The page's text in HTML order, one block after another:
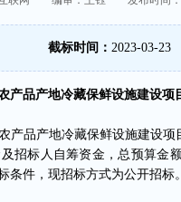
截标时间： 2023-03-23
品产地冷藏保鲜设施建设项
品产地冷藏保鲜设施建设项
招标人自筹资金，总预算金
条件，现招标方式为公开招标。